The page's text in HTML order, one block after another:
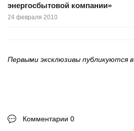
энергосбытовой компании»
24 февраля 2010
Первыми эксклюзивы публикуются в
Комментарии 0